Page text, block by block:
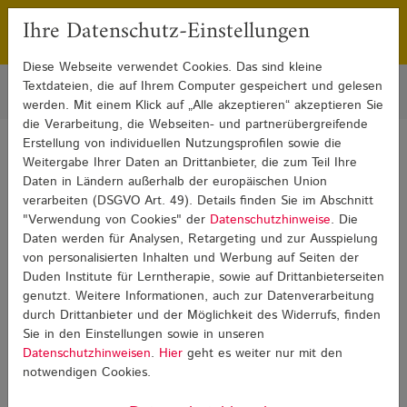
Franchising
Sie sind hier: Blog Lernen zu Hause Lernen zu Hause Detail
Lernen zu Hause
Ihre Datenschutz-Einstellungen
Diese Webseite verwendet Cookies. Das sind kleine
Textdateien, die auf Ihrem Computer gespeichert und gelesen
werden. Mit einem Klick auf „Alle akzeptieren“ akzeptieren Sie
die Verarbeitung, die Webseiten- und partnerübergreifende
Erstellung von individuellen Nutzungsprofilen sowie die
Weitergabe Ihrer Daten an Drittanbieter, die zum Teil Ihre
Daten in Ländern außerhalb der europäischen Union
verarbeiten (DSGVO Art. 49). Details finden Sie im Abschnitt
"Verwendung von Cookies" der Datenschutzhinweise. Die
Daten werden für Analysen, Retargeting und zur Ausspielung
von personalisierten Inhalten und Werbung auf Seiten der
Duden Institute für Lerntherapie, sowie auf Drittanbieterseiten
genutzt. Weitere Informationen, auch zur Datenverarbeitung
durch Drittanbieter und der Möglichkeit des Widerrufs, finden
Sie in den Einstellungen sowie in unseren
Datenschutzhinweisen. Hier geht es weiter nur mit den
notwendigen Cookies.